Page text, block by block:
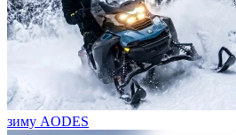
зиму AODES